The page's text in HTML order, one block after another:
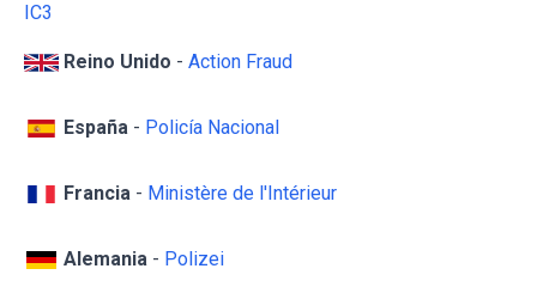
IC3
Reino Unido - Action Fraud
España - Policía Nacional
Francia - Ministère de l'Intérieur
Alemania - Polizei